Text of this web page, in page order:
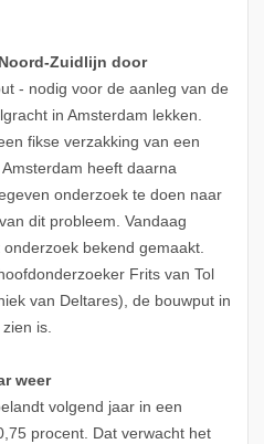
Zuidlijn door
- nodig voor de aanleg van de
in Amsterdam lekken.
fikse verzakking van een
heeft daarna
onderzoek te doen naar
dit probleem. Vandaag
bekend gemaakt.
Frits van Tol
van Deltares), de bouwput in
is.
weer
volgend jaar in een
procent. Dat verwacht het